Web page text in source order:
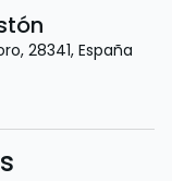
, 28341, España